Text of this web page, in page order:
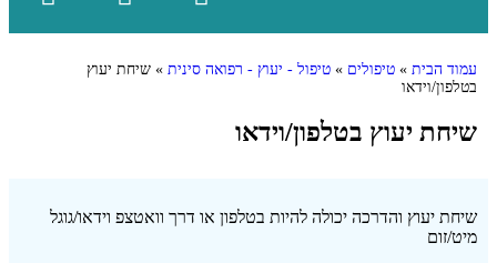
עמוד הבית » טיפולים » טיפול - יעוץ - רפואה סינית » שיחת יעוץ
בטלפון/וידאו
שיחת יעוץ בטלפון/וידאו
שיחת יעוץ והדרכה יכולה להיות בטלפון או דרך וואטצפ וידאו/גוגל
מיט/זום